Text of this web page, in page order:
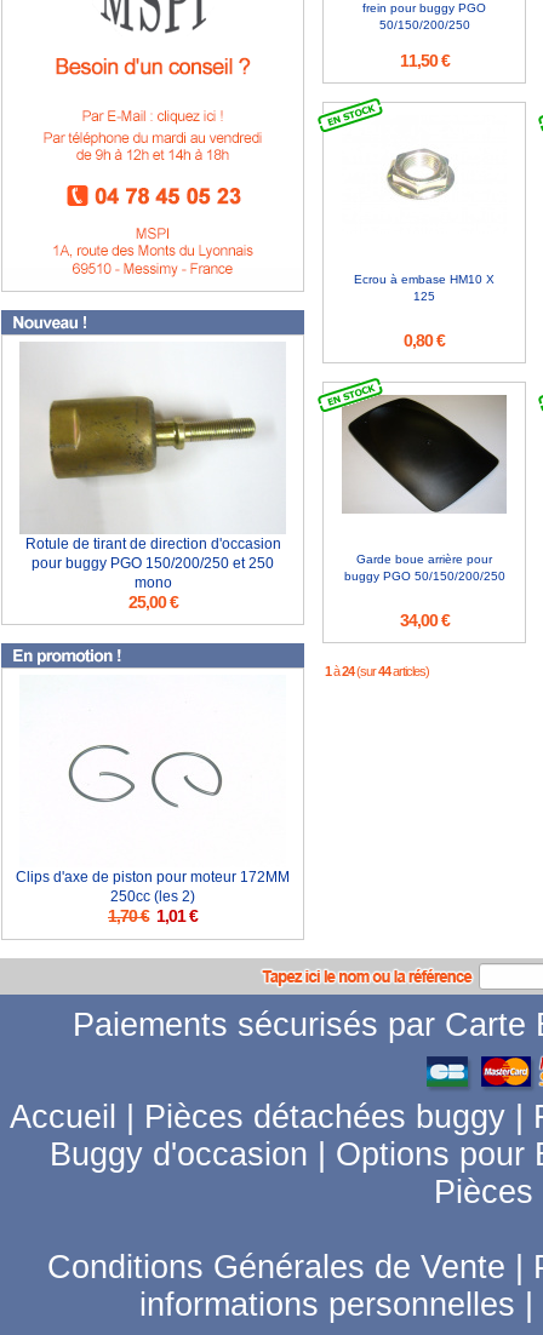
Rotule de tirant de direction d'occasion
pour buggy PGO 150/200/250 et 250
mono
25,00 €
Clips d'axe de piston pour moteur 172MM
250cc (les 2)
1,70 € 1,01 €
frein pour buggy PGO
50/150/200/250
11,50 €
Ecrou à embase HM10 X
125
0,80 €
Garde boue arrière pour
buggy PGO 50/150/200/250
34,00 €
1à24(sur44articles)
Paiements sécurisés par
Accueil Pièces détachées buggy
Buggy d'occasion
Options pour
Pièces
Conditions Générales de Vente
informations personnelles